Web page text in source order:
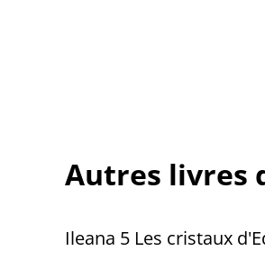
Autres livres
Ileana 5 Les cristaux